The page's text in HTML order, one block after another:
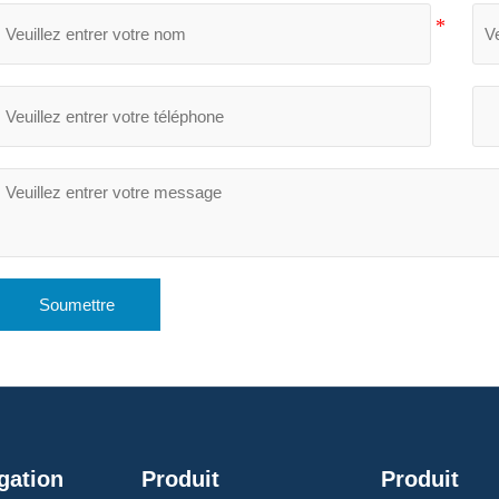
Soumettre
Produit Produit